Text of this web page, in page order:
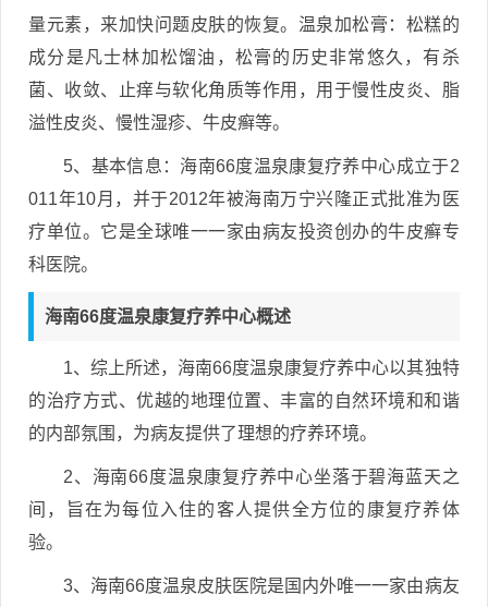
量元素，来加快问题皮肤的恢复。温泉加松膏：松糕的
成分是凡士林加松馏油，松膏的历史非常悠久，有杀
菌、收敛、止痒与软化角质等作用，用于慢性皮炎、脂
溢性皮炎、慢性湿疹、牛皮癣等。
5、基本信息：海南66度温泉康复疗养中心成立于2
011年10月，并于2012年被海南万宁兴隆正式批准为医
疗单位。它是全球唯一一家由病友投资创办的牛皮癣专
科医院。
海南66度温泉康复疗养中心概述
1、综上所述，海南66度温泉康复疗养中心以其独特
的治疗方式、优越的地理位置、丰富的自然环境和和谐
的内部氛围，为病友提供了理想的疗养环境。
2、海南66度温泉康复疗养中心坐落于碧海蓝天之
间，旨在为每位入住的客人提供全方位的康复疗养体
验。
3、海南66度温泉皮肤医院是国内外唯一一家由病友